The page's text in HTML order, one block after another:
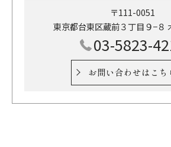
〒111-0051
東京都台東区蔵前３丁目９−８
03-5823-
お問い合わせはこち